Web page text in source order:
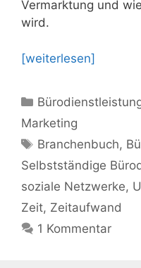
Vermarktung und
wird.
[weiterlesen]
Kategorien
Marketing
Schlagwörter
Branchenbuch,
Selbstständige
soziale Netzwerke,
Zeit, Zeitaufwand
1 Kommentar